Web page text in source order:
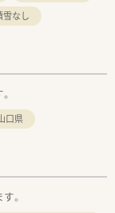
雪なし
口県
。